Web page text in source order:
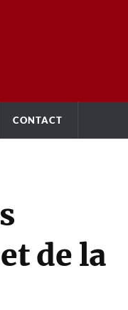
CONTACT
de la